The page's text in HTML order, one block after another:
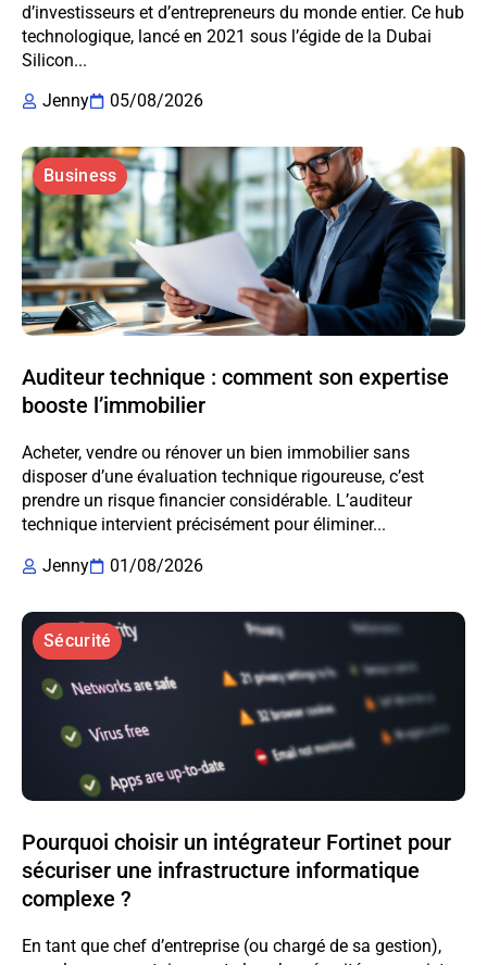
d’investisseurs et d’entrepreneurs du monde entier. Ce hub
technologique, lancé en 2021 sous l’égide de la Dubai
Silicon...
Jenny
05/08/2026
Business
Auditeur technique : comment son expertise
booste l’immobilier
Acheter, vendre ou rénover un bien immobilier sans
disposer d’une évaluation technique rigoureuse, c’est
prendre un risque financier considérable. L’auditeur
technique intervient précisément pour éliminer...
Jenny
01/08/2026
Sécurité
Pourquoi choisir un intégrateur Fortinet pour
sécuriser une infrastructure informatique
complexe ?
En tant que chef d’entreprise (ou chargé de sa gestion),